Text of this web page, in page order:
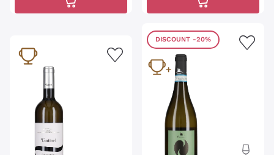
DISCOUNT -20%